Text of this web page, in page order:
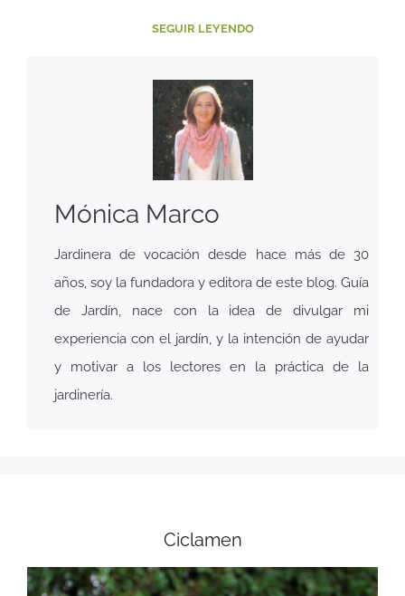
SEGUIR LEYENDO
Mónica Marco
Jardinera de vocación desde hace más de 30
años, soy la fundadora y editora de este blog. Guía
de Jardín, nace con la idea de divulgar mi
experiencia con el jardín, y la intención de ayudar
y motivar a los lectores en la práctica de la
jardinería.
Ciclamen